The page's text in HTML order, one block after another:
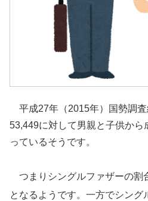
平成27年（2015年）国勢調
53,449に対して男親と子供から
っているそうです。
つまりシングルファザーの割
となるようです。一方でシング